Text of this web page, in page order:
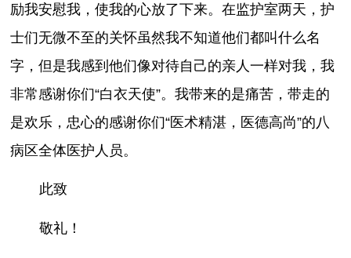
励我安慰我，使我的心放了下来。在监护室两天，护
士们无微不至的关怀虽然我不知道他们都叫什么名
字，但是我感到他们像对待自己的亲人一样对我，我
非常感谢你们“白衣天使”。我带来的是痛苦，带走的
是欢乐，忠心的感谢你们“医术精湛，医德高尚”的八
病区全体医护人员。
此致
敬礼！